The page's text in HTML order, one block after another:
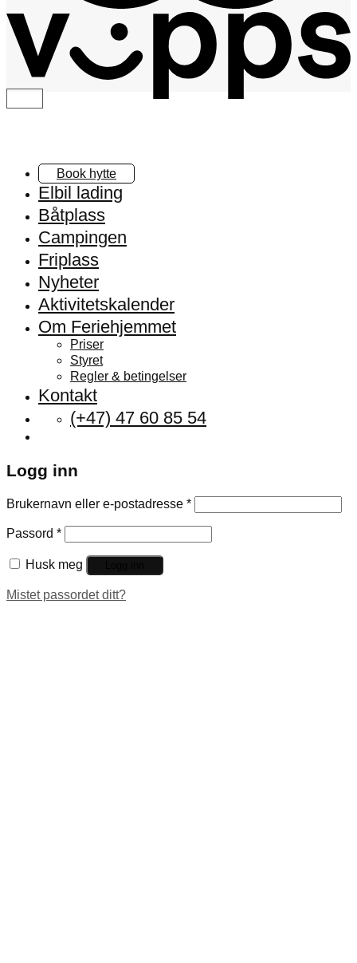
Book hytte
Elbil lading
Båtplass
Campingen
Friplass
Nyheter
Aktivitetskalender
Om Feriehjemmet
Priser
Styret
Regler & betingelser
Kontakt
(+47) 47 60 85 54
Logg inn
Brukernavn eller e-postadresse *
Passord *
Husk meg
Mistet passordet ditt?